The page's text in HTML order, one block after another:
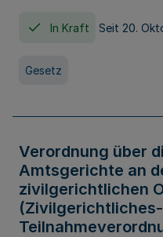
In Kraft Seit 20.
Gesetz
Verordnung über
Amtsgerichte an
zivilgerichtlichen